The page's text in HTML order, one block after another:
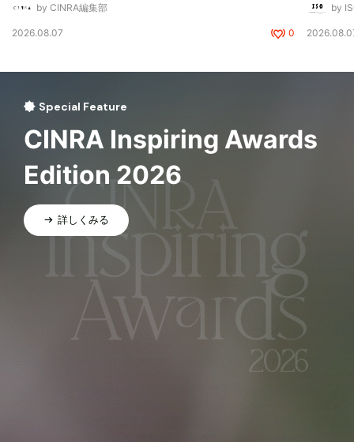
by CINRA編集部
2026.08.07 0
by
Special Feature
CINRA Inspiring Awards
Edition 2026
詳しくみる